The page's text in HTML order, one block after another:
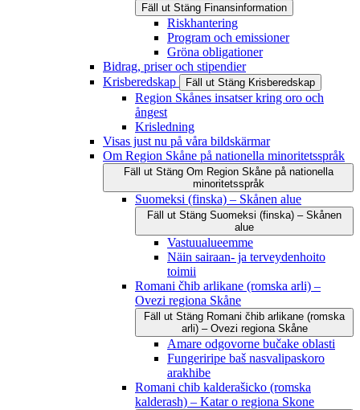
Fäll ut Stäng Finansinformation
Riskhantering
Program och emissioner
Gröna obligationer
Bidrag, priser och stipendier
Krisberedskap
Fäll ut Stäng Krisberedskap
Region Skånes insatser kring oro och
ångest
Krisledning
Visas just nu på våra bildskärmar
Om Region Skåne på nationella minoritetsspråk
Fäll ut Stäng Om Region Skåne på nationella
minoritetsspråk
Suomeksi (finska) – Skånen alue
Fäll ut Stäng Suomeksi (finska) – Skånen
alue
Vastuualueemme
Näin sairaan- ja terveydenhoito
toimii
Romani čhib arlikane (romska arli) –
Ovezi regiona Skåne
Fäll ut Stäng Romani čhib arlikane (romska
arli) – Ovezi regiona Skåne
Amare odgovorne bučake oblasti
Fungeriripe baš nasvalipaskoro
arakhibe
Romani chib kalderašicko (romska
kalderash) – Katar o regiona Skone